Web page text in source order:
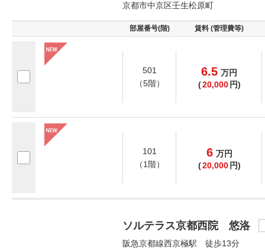
京都市中京区壬生松原町
部屋番号(階) 賃料 (管理費等)
501
（5階）
6.5 万円
(20,000 円)
101
（1階）
6 万円
(20,000 円)
ソルテラス京都西院 悠洛
阪急京都線西京極駅 徒歩13分